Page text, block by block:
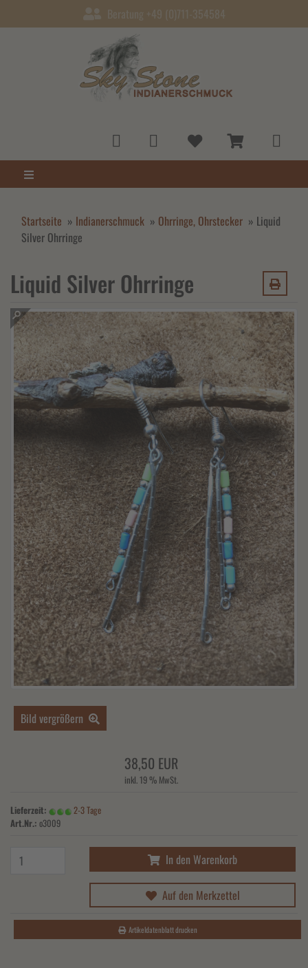
Startseite » Indianerschmuck » Ohrringe, Ohrstecker » Liquid
Silver Ohrringe
Liquid Silver Ohrringe
Bild vergrößern
38,50 EUR
inkl. 19 % MwSt.
Lieferzeit:
2-3 Tage
Art.Nr.: o3009
In den Warenkorb
Auf den Merkzettel
Artikeldatenblatt drucken